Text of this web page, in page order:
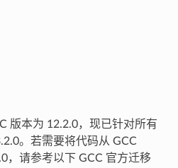
版本为 12.2.0，现已针对所有
。若需要将代码从 GCC
，请参考以下 GCC 官方迁移